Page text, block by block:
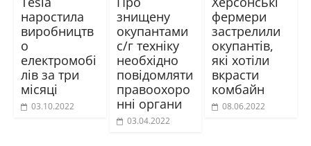
наростила
виробництв
о
електромобі
лів за три
місяці
03.10.2022
знищену
окупантами
с/г техніку
необхідно
повідомляти
правоохоро
нні органи
03.04.2022
фермери
застрелили
окупантів,
які хотіли
вкрасти
комбайн
08.06.2022